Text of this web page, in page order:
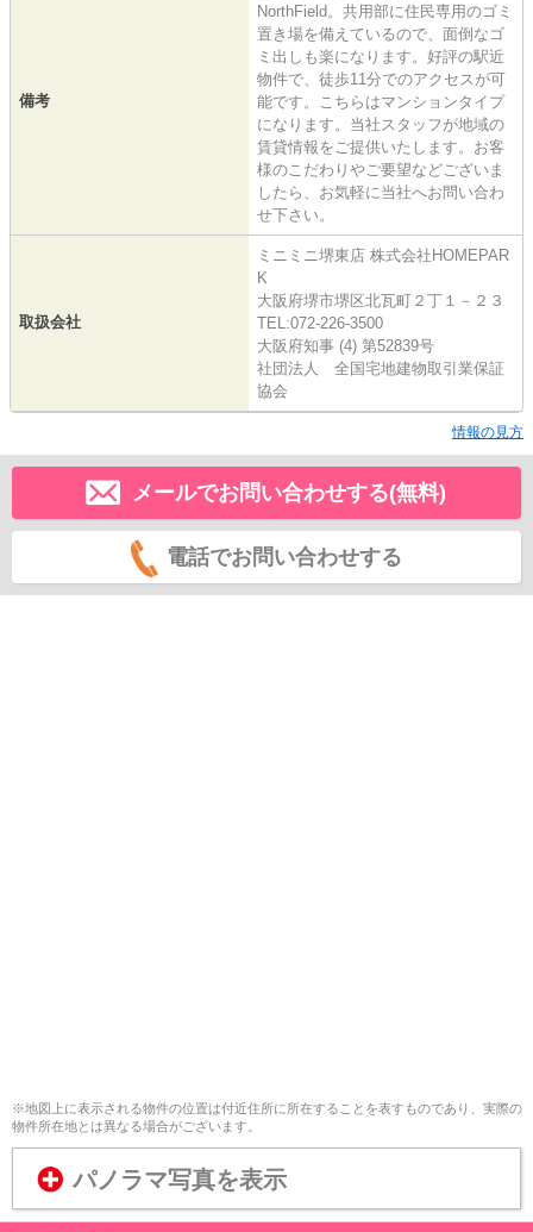
備考
NorthField。共用部に住民専用のゴミ
置き場を備えているので、面倒なゴ
ミ出しも楽になります。好評の駅近
物件で、徒歩11分でのアクセスが可
能です。こちらはマンションタイプ
になります。当社スタッフが地域の
賃貸情報をご提供いたします。お客
様のこだわりやご要望などございま
したら、お気軽に当社へお問い合わ
せ下さい。
取扱会社
ミニミニ堺東店 株式会社HOMEPAR
K
大阪府堺市堺区北瓦町２丁１－２３
TEL:072-226-3500
大阪府知事 (4) 第52839号
社団法人 全国宅地建物取引業保証
協会
情報の見方
メールでお問い合わせする(無料)
電話でお問い合わせする
※地図上に表示される物件の位置は付近住所に所在することを表すものであり、実際の
物件所在地とは異なる場合がございます。
パノラマ写真を表示